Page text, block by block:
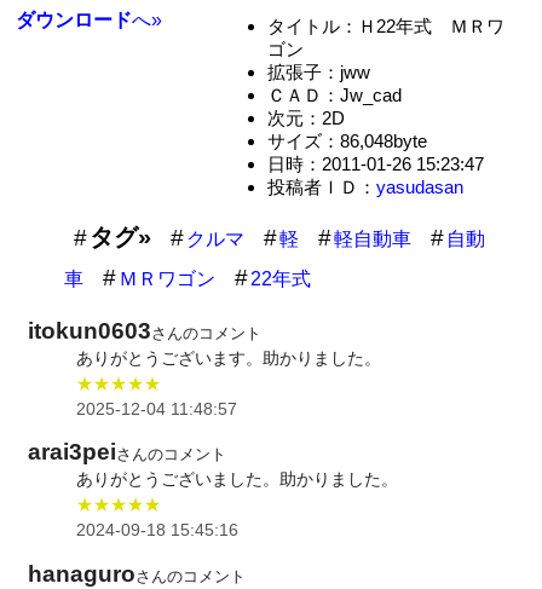
ダウンロードへ»
タイトル：Ｈ22年式 ＭＲワ
ゴン
拡張子：jww
ＣＡＤ：Jw_cad
次元：2D
サイズ：86,048byte
日時：2011-01-26 15:23:47
投稿者ＩＤ： yasudasan
タグ» クルマ 軽 軽自動車
自動
車
ＭＲワゴン 22年式
itokun0603さんのコメント
ありがとうございます。助かりました。
★★★★★
2025-12-04 11:48:57
arai3peiさんのコメント
ありがとうございました。助かりました。
★★★★★
2024-09-18 15:45:16
hanaguroさんのコメント